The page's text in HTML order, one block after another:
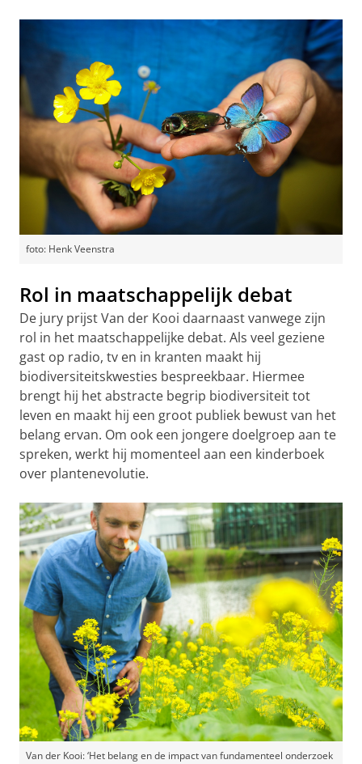
foto: Henk Veenstra
Rol in maatschappelijk debat
De jury prijst Van der Kooi daarnaast vanwege zijn
rol in het maatschappelijke debat. Als veel geziene
gast op radio, tv en in kranten maakt hij
biodiversiteitskwesties bespreekbaar. Hiermee
brengt hij het abstracte begrip biodiversiteit tot
leven en maakt hij een groot publiek bewust van het
belang ervan. Om ook een jongere doelgroep aan te
spreken, werkt hij momenteel aan een kinderboek
over plantenevolutie.
Van der Kooi: ‘Het belang en de impact van fundamenteel onderzoek